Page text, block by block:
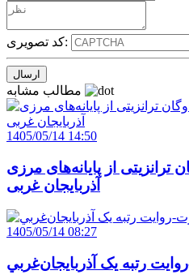
کد تصویری:
1405/05/14 14:50
ترانزیتی از پایانه‌های مرزی
آذربایجان ‌غربی
1405/05/14 08:27
رتبه يک آذربايجان‌غربي